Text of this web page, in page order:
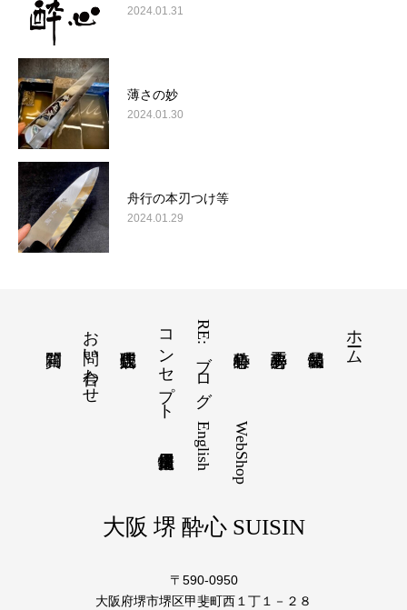
2024.01.31
薄さの妙
2024.01.30
舟行の本刃つけ等
2024.01.29
ホーム
RE:ブログ
コンセプト
お問い合わせ
WebShop
English
大阪 堺 酔心 SUISIN
〒590-0950
大阪府堺市堺区甲斐町西１丁１－２８